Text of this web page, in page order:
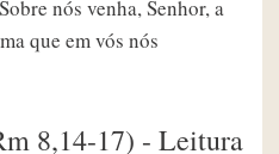
nós venha, Senhor, a
que em vós nós
8,14-17) - Leitura